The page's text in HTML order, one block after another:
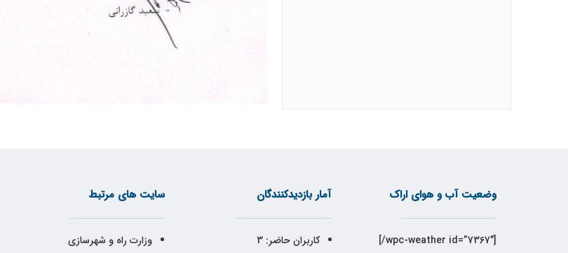
وضعیت آب و هوای اراک
[wpc-weather id=”7367″/]
آمار بازدیدکنندگان
کاربران حاضر:3
سایت های مرتبط
وزارت راه و شهرسازی